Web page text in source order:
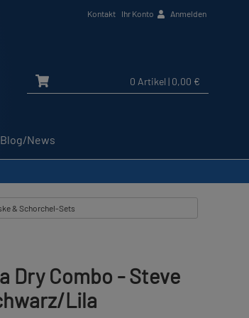
Kontakt Ihr Konto Anmelden
0 Artikel | 0,00 €
Blog/News
& Schorchel-Sets
Dry Combo - Steve
Lila